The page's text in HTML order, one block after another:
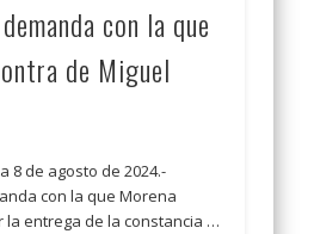
con la que
de Miguel
8 de agosto de 2024.-
con la que Morena
la entrega de la constancia …